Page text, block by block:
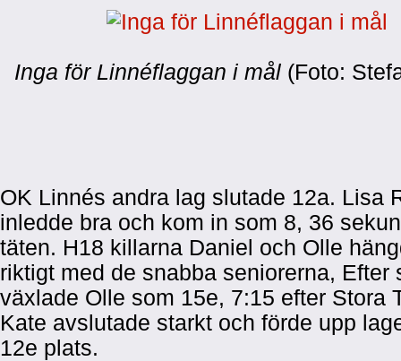
Inga för Linnéflaggan i mål(Foto:
OK Linnés andra lag slutade 12a. Lisa
inledde bra och kom in som 8, 36
täten. H18 killarna Daniel och Olle
riktigt med de snabba seniorerna, Efter
växlade Olle som 15e, 7:15 efter Stora
Kate avslutade starkt och förde upp
12e plats.